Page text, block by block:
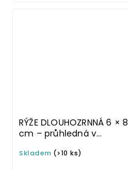
RÝŽE DLOUHOZRNNÁ 6 × 8
cm – průhledná v
omyvatelná samolepka
Skladem (>10 ks)